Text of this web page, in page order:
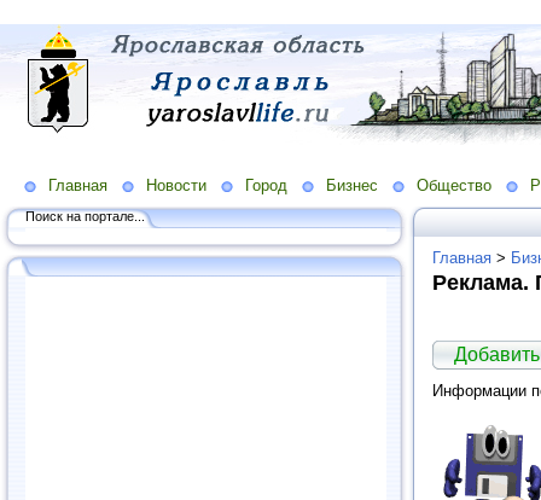
Главная Новости Город Бизнес Общество
Поиск на портале...
Главная >
Реклама.
Информации